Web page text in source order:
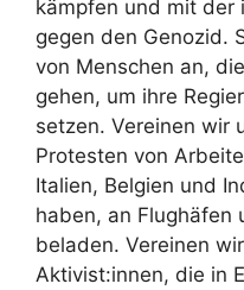
kämpfen und mit der
gegen den Genozid.
von Menschen an,
gehen, um ihre
setzen. Vereinen wir
Protesten von
Italien, Belgien und
haben, an Flughäfen
beladen. Vereinen
Aktivist:innen, die in